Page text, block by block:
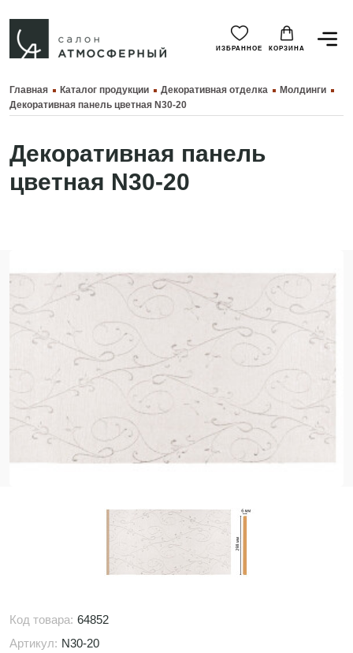
ИЗБРАННОЕ КОРЗИНА
Главная Каталог продукции Декоративная отделка
Молдинги
Декоративная панель цветная N30-20
Декоративная панель
цветная N30-20
Код товара: 64852
Артикул: N30-20